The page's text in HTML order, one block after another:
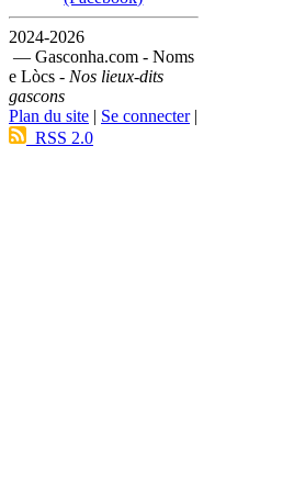
2024-2026
— Gasconha.com - Noms
e Lòcs - Nos lieux-dits
gascons
Plan du site | Se connecter|
RSS 2.0